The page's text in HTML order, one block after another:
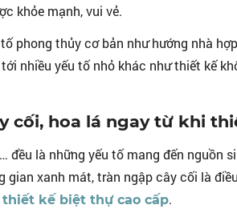
khỏe mạnh, vui vẻ.
phong thủy cơ bản như hướng nhà
nhiều yếu tố nhỏ khác như thiết kế
cối, hoa lá ngay từ khi
đều là những yếu tố mang đến nguồn
gian xanh mát, tràn ngập cây cối là
thiết kế biệt thự cao cấp.